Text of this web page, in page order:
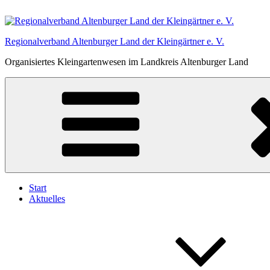
Inhalt
Regionalverband Altenburger Land der Kleingärtner e. V.
Organisiertes Kleingartenwesen im Landkreis Altenburger Land
Start
Aktuelles